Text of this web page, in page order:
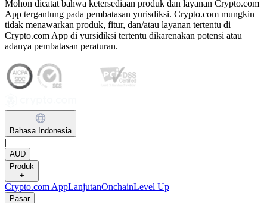
Mohon dicatat bahwa ketersediaan produk dan layanan Crypto.com
App tergantung pada pembatasan yurisdiksi. Crypto.com mungkin
tidak menawarkan produk, fitur, dan/atau layanan tertentu di
Crypto.com App di yursidiksi tertentu dikarenakan potensi atau
adanya pembatasan peraturan.
Bahasa Indonesia
|
AUD
Produk
+
Crypto.com AppLanjutanOnchainLevel Up
Pasar